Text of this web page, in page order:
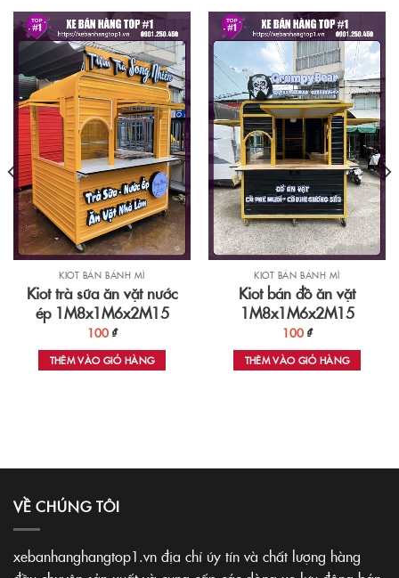
KIOT BÁN BÁNH MÌ
Kiot trà sữa ăn vặt nước
ép 1M8x1M6x2M15
100 ₫
THÊM VÀO GIỎ HÀNG
KIOT BÁN BÁNH MÌ
Kiot bán đồ ăn vặt
1M8x1M6x2M15
100 ₫
THÊM VÀO GIỎ HÀNG
VỀ CHÚNG TÔI
xebanhanghangtop1.vn địa chỉ úy tín và chất lượng hàng